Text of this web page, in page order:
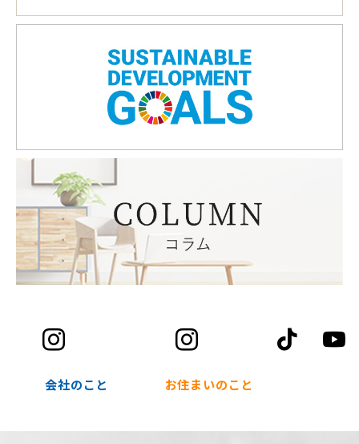
会社のこと お住まいのこと